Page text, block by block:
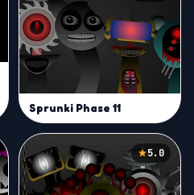
Sprunki Phase 11
5.0